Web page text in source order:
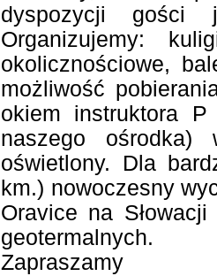
dyspozycji gości
Organizujemy:
okolicznościowe,
możliwość
okiem instruktora
naszego ośrodka)
oświetlony. Dla
km.) nowoczesny
Oravice na
geotermalnych.
Zapraszamy